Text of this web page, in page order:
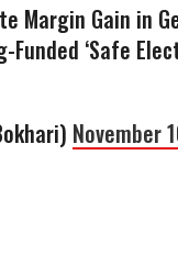
Margin Gain in
‘Safe
November